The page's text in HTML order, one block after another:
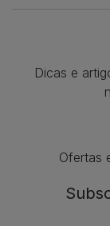
Dicas e
Ofertas